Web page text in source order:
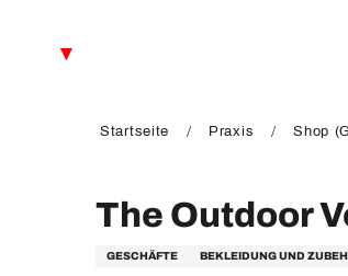
Startseite Praxis Shop
The Outdoor
GESCHÄFTE BEKLEIDUNG UND